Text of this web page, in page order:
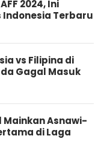
2024, Ini
Indonesia Terbaru
vs Filipina di
Gagal Masuk
Mainkan Asnawi-
di Laga